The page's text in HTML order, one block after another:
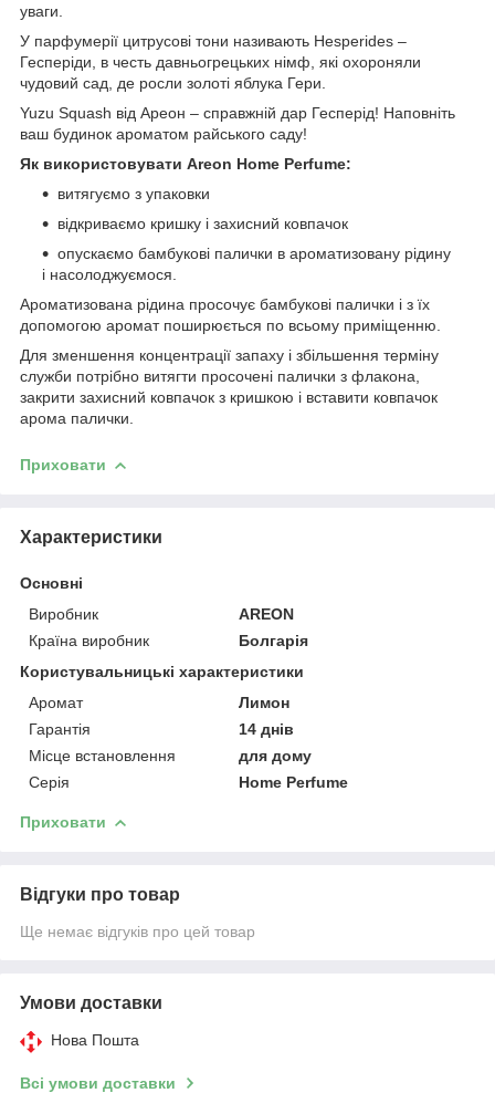
уваги.
У парфумерії цитрусові тони називають Hesperides –
Гесперіди, в честь давньогрецьких німф, які охороняли
чудовий сад, де росли золоті яблука Гери.
Yuzu Squash від Ареон – справжній дар Гесперід! Наповніть
ваш будинок ароматом райського саду!
Як використовувати Areon Home Perfume:
витягуємо з упаковки
відкриваємо кришку і захисний ковпачок
опускаємо бамбукові палички в ароматизовану рідину
і насолоджуємося.
Ароматизована рідина просочує бамбукові палички і з їх
допомогою аромат поширюється по всьому приміщенню.
Для зменшення концентрації запаху і збільшення терміну
служби потрібно витягти просочені палички з флакона,
закрити захисний ковпачок з кришкою і вставити ковпачок
арома палички.
Приховати
Характеристики
Основні
Виробник
AREON
Країна виробник
Болгарія
Користувальницькі характеристики
Аромат
Лимон
Гарантія
14 днів
Місце встановлення
для дому
Серія
Home Perfume
Приховати
Відгуки про товар
Ще немає відгуків про цей товар
Умови доставки
Нова Пошта
Всі умови доставки